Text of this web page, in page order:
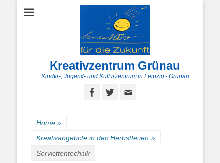
Kreativzentrum Grünau
Kinder-, Jugend- und Kulturzentrum in Leipzig - Grünau
Facebook
Twitter
Home »
Kreativangebote in den Herbstferien »
Serviettentechnik